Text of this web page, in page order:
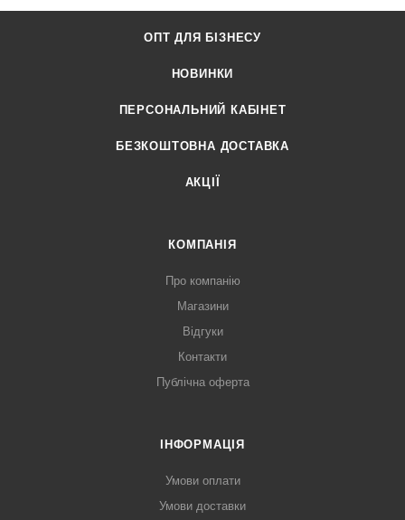
ОПТ ДЛЯ БІЗНЕСУ
НОВИНКИ
ПЕРСОНАЛЬНИЙ КАБІНЕТ
БЕЗКОШТОВНА ДОСТАВКА
АКЦІЇ
КОМПАНІЯ
Про компанію
Магазини
Відгуки
Контакти
Публічна оферта
ІНФОРМАЦІЯ
Умови оплати
Умови доставки